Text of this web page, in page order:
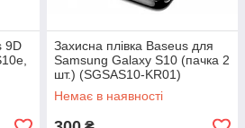
9D
Захисна плівка Baseus для
Samsung Galaxy S10 (пачка 2
шт.) (SGSAS10-KR01)
Немає в наявності